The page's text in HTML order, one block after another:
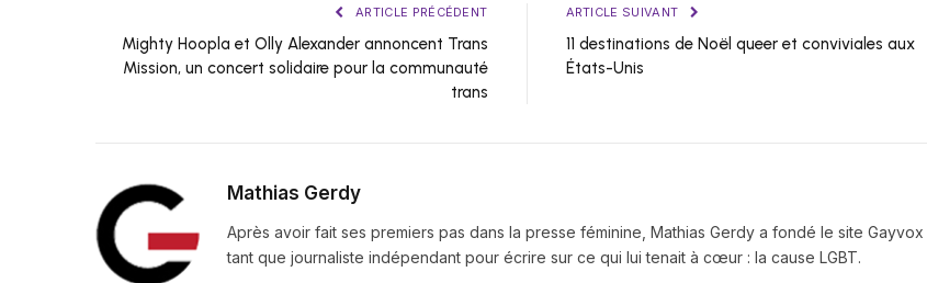
ARTICLE PRÉCÉDENT
Mighty Hoopla et Olly Alexander annoncent Trans
Mission, un concert solidaire pour la communauté
trans
ARTICLE SUIVANT
11 destinations de Noël queer et conviviales aux
États-Unis
Mathias Gerdy
Après avoir fait ses premiers pas dans la presse féminine, Mathias Gerdy a fondé le site Gayvox
tant que journaliste indépendant pour écrire sur ce qui lui tenait à cœur : la cause LGBT.